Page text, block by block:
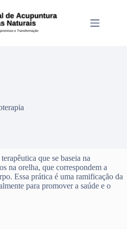
que se baseia na
na orelha, que correspondem a
Essa prática é uma ramificação da
para promover a saúde e o